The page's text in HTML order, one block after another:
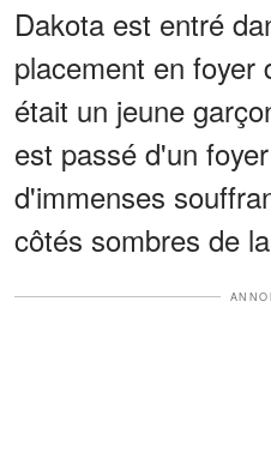
Dakota est entré
placement en foyer
était un jeune
est passé d'un
d'immenses
côtés sombres de